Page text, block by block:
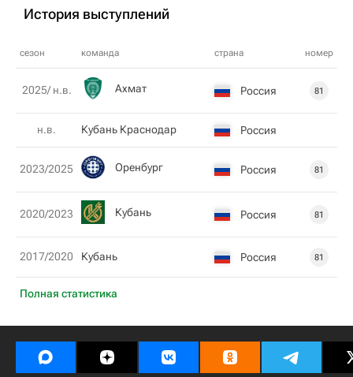
История выступлений
сезон команда страна номер
Полная статистика
2025/ н.в. Ахмат Россия 81
н.в. Кубань Краснодар Россия
2023/2025 Оренбург Россия 81
2020/2023 Кубань Россия 81
2017/2020 Кубань Россия 81